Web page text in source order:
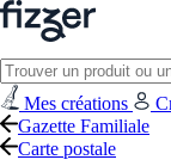
Mes créations
Gazette Familiale
Carte postale